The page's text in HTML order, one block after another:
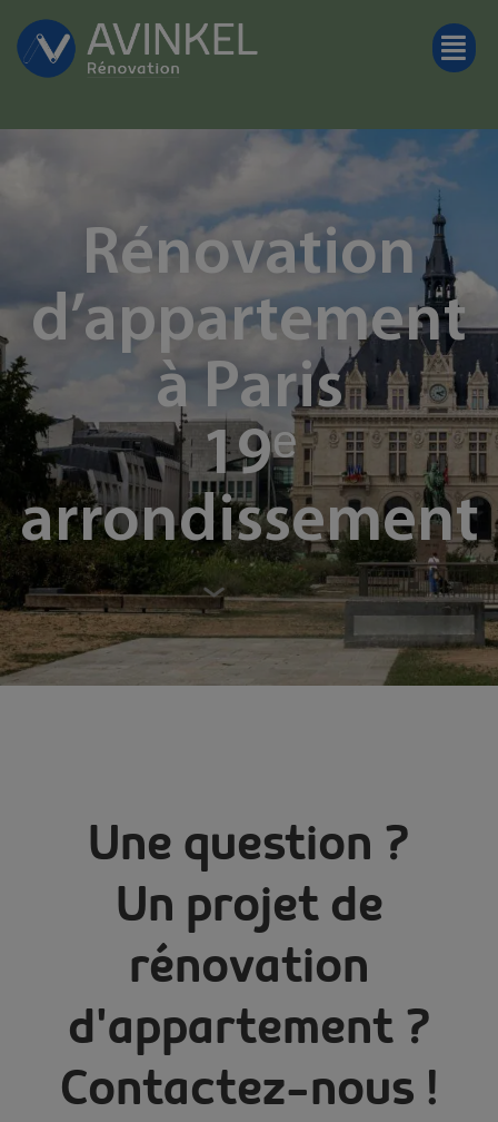
Rénovation
d’appartement
à Paris
19ᵉ
arrondissement
Une question ?
Un projet de
rénovation
d'appartement ?
Contactez-nous !